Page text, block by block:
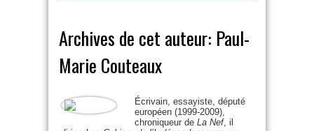
Archives de cet auteur: Paul-
Marie Couteaux
Écrivain, essayiste, député
européen (1999-2009),
chroniqueur de La Nef, il